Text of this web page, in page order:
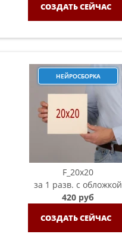
СОЗДАТЬ СЕЙЧАС
НЕЙРОСБОРКА
F_20х20
за 1 разв. с обложкой
420 руб
СОЗДАТЬ СЕЙЧАС